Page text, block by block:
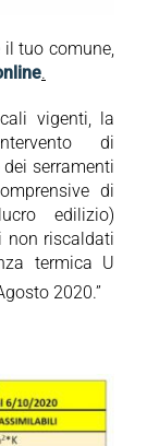
il tuo comune,
.
vigenti, la
di
serramenti
di
edilizio)
non riscaldati
termica U
2020.”